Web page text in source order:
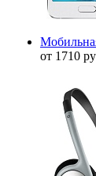
от 1710